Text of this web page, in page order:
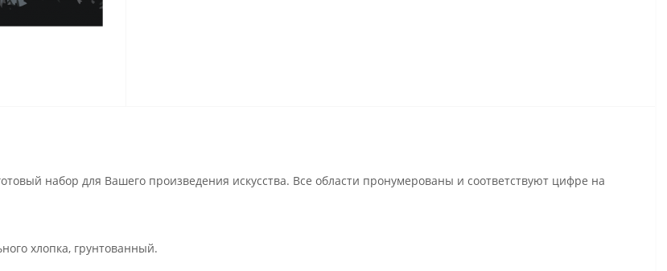
набор для Вашего произведения искусства. Все области пронумерованы и соответствуют цифре на
хлопка, грунтованный.